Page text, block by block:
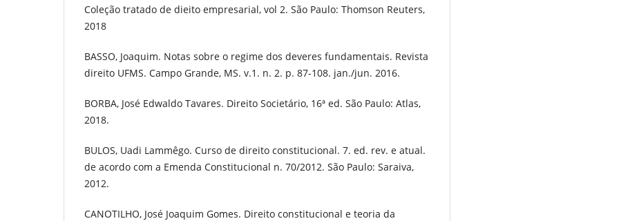
Coleção tratado de dieito empresarial, vol 2. São Paulo: Thomson Reuters,
2018
BASSO, Joaquim. Notas sobre o regime dos deveres fundamentais. Revista
direito UFMS. Campo Grande, MS. v.1. n. 2. p. 87-108. jan./jun. 2016.
BORBA, José Edwaldo Tavares. Direito Societário, 16ª ed. São Paulo: Atlas,
2018.
BULOS, Uadi Lammêgo. Curso de direito constitucional. 7. ed. rev. e atual.
de acordo com a Emenda Constitucional n. 70/2012. São Paulo: Saraiva,
2012.
CANOTILHO, José Joaquim Gomes. Direito constitucional e teoria da